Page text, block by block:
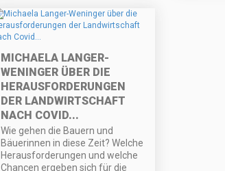
MICHAELA LANGER-
WENINGER ÜBER DIE
HERAUSFORDERUNGEN
DER LANDWIRTSCHAFT
NACH COVID...
Wie gehen die Bauern und
Bäuerinnen in diese Zeit? Welche
Herausforderungen und welche
Chancen ergeben sich für die